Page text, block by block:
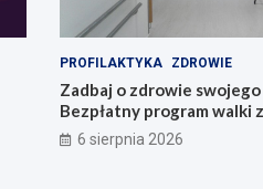
PROFILAKTYKA ZDROWIE
Zadbaj o zdrowie
Bezpłatny program walki
Łódzkiem!
6 sierpnia 2026